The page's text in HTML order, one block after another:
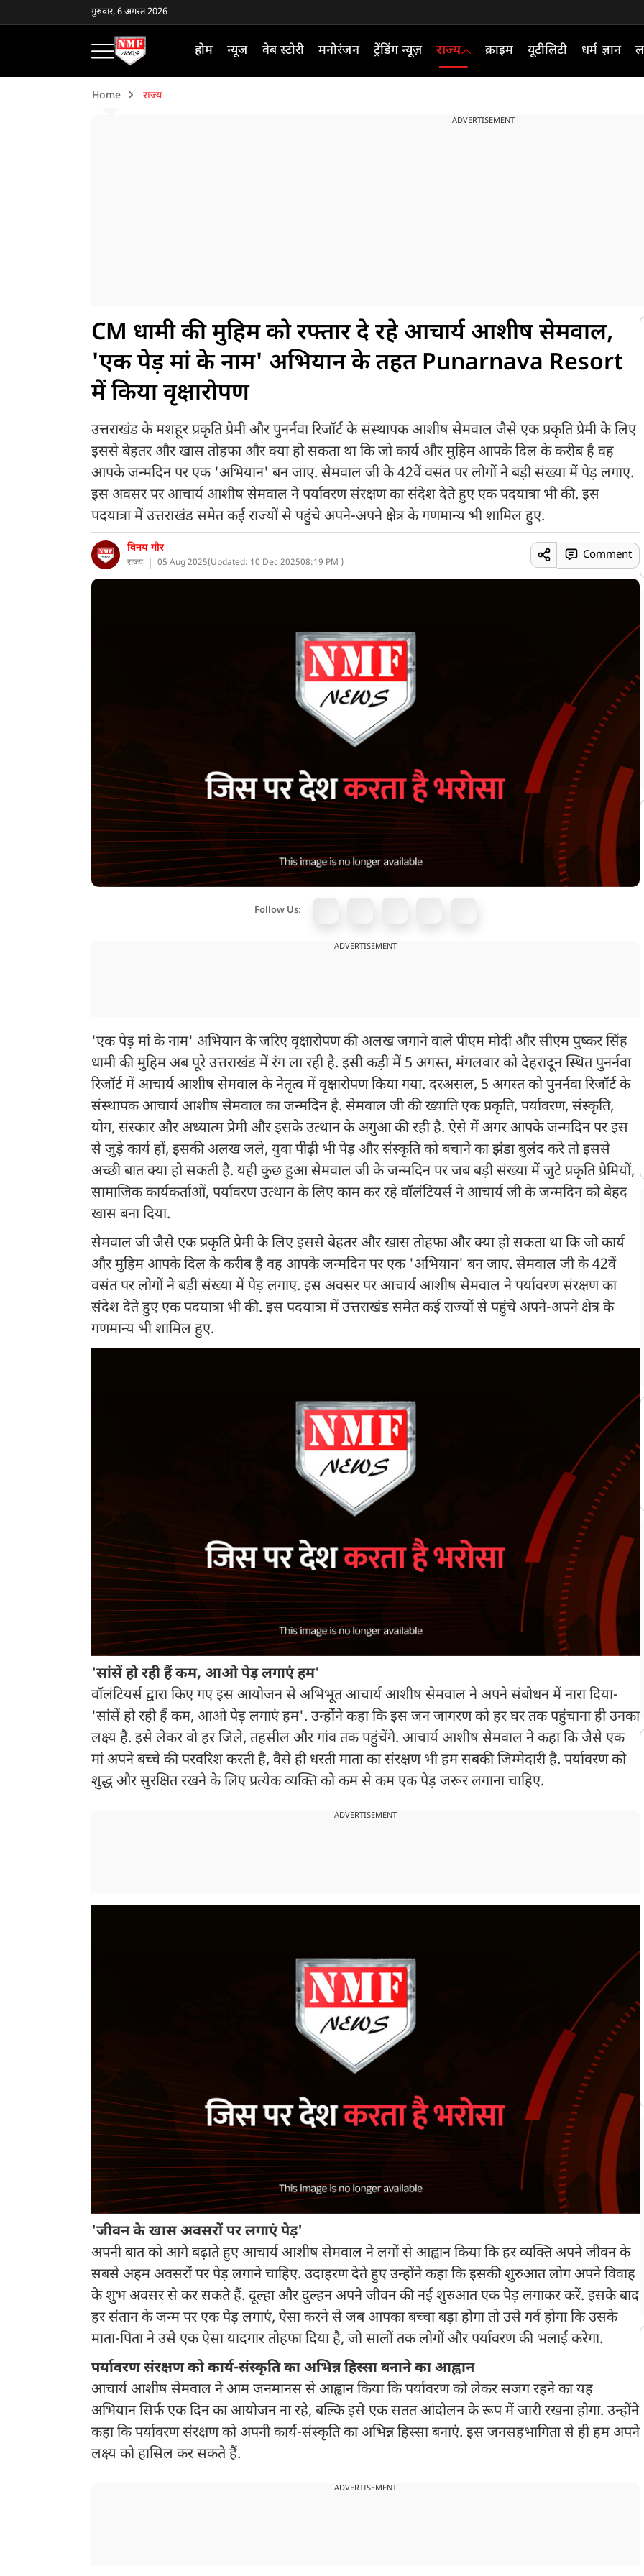
गुरुवार, 6 अगस्त 2026
होम न्यूज वेब स्टोरी मनोरंजन ट्रेंडिंग न्यूज़ राज्य क्राइम यूटीलिटी धर्म ज्ञान
Home राज्य
ADVERTISEMENT
CM धामी की मुहिम को रफ्तार दे रहे आचार्य आशीष सेमवाल,
'एक पेड़ मां के नाम' अभियान के तहत Punarnava Resort
में किया वृक्षारोपण
उत्तराखंड के मशहूर प्रकृति प्रेमी और पुनर्नवा रिजॉर्ट के संस्थापक आशीष सेमवाल जैसे एक प्रकृति प्रेमी के लिए
इससे बेहतर और खास तोहफा और क्या हो सकता था कि जो कार्य और मुहिम आपके दिल के करीब है वह
आपके जन्मदिन पर एक 'अभियान' बन जाए. सेमवाल जी के 42वें वसंत पर लोगों ने बड़ी संख्या में पेड़ लगाए.
इस अवसर पर आचार्य आशीष सेमवाल ने पर्यावरण संरक्षण का संदेश देते हुए एक पदयात्रा भी की. इस
पदयात्रा में उत्तराखंड समेत कई राज्यों से पहुंचे अपने-अपने क्षेत्र के गणमान्य भी शामिल हुए.
विनय गौर
राज्य 05 Aug 2025(Updated: 10 Dec 202508:19 PM )
Comment
Follow Us:
ADVERTISEMENT
'एक पेड़ मां के नाम' अभियान के जरिए वृक्षारोपण की अलख जगाने वाले पीएम मोदी और सीएम पुष्कर सिंह
धामी की मुहिम अब पूरे उत्तराखंड में रंग ला रही है. इसी कड़ी में 5 अगस्त, मंगलवार को देहरादून स्थित पुनर्नवा
रिजॉर्ट में आचार्य आशीष सेमवाल के नेतृत्व में वृक्षारोपण किया गया. दरअसल, 5 अगस्त को पुनर्नवा रिजॉर्ट के
संस्थापक आचार्य आशीष सेमवाल का जन्मदिन है. सेमवाल जी की ख्याति एक प्रकृति, पर्यावरण, संस्कृति,
योग, संस्कार और अध्यात्म प्रेमी और इसके उत्थान के अगुआ की रही है. ऐसे में अगर आपके जन्मदिन पर इस
से जुड़े कार्य हों, इसकी अलख जले, युवा पीढ़ी भी पेड़ और संस्कृति को बचाने का झंडा बुलंद करे तो इससे
अच्छी बात क्या हो सकती है. यही कुछ हुआ सेमवाल जी के जन्मदिन पर जब बड़ी संख्या में जुटे प्रकृति प्रेमियों,
सामाजिक कार्यकर्ताओं, पर्यावरण उत्थान के लिए काम कर रहे वॉलंटियर्स ने आचार्य जी के जन्मदिन को बेहद
खास बना दिया.
सेमवाल जी जैसे एक प्रकृति प्रेमी के लिए इससे बेहतर और खास तोहफा और क्या हो सकता था कि जो कार्य
और मुहिम आपके दिल के करीब है वह आपके जन्मदिन पर एक 'अभियान' बन जाए. सेमवाल जी के 42वें
वसंत पर लोगों ने बड़ी संख्या में पेड़ लगाए. इस अवसर पर आचार्य आशीष सेमवाल ने पर्यावरण संरक्षण का
संदेश देते हुए एक पदयात्रा भी की. इस पदयात्रा में उत्तराखंड समेत कई राज्यों से पहुंचे अपने-अपने क्षेत्र के
गणमान्य भी शामिल हुए.
'सांसें हो रही हैं कम, आओ पेड़ लगाएं हम'
वॉलंटियर्स द्वारा किए गए इस आयोजन से अभिभूत आचार्य आशीष सेमवाल ने अपने संबोधन में नारा दिया-
'सांसें हो रही हैं कम, आओ पेड़ लगाएं हम'. उन्होेंने कहा कि इस जन जागरण को हर घर तक पहुंचाना ही उनका
लक्ष्य है. इसे लेकर वो हर जिले, तहसील और गांव तक पहुंचेंगे. आचार्य आशीष सेमवाल ने कहा कि जैसे एक
मां अपने बच्चे की परवरिश करती है, वैसे ही धरती माता का संरक्षण भी हम सबकी जिम्मेदारी है. पर्यावरण को
शुद्ध और सुरक्षित रखने के लिए प्रत्येक व्यक्ति को कम से कम एक पेड़ जरूर लगाना चाहिए.
ADVERTISEMENT
'जीवन के खास अवसरों पर लगाएं पेड़'
अपनी बात को आगे बढ़ाते हुए आचार्य आशीष सेमवाल ने लगों से आह्वान किया कि हर व्यक्ति अपने जीवन के
सबसे अहम अवसरों पर पेड़ लगाने चाहिए. उदाहरण देते हुए उन्होंने कहा कि इसकी शुरुआत लोग अपने विवाह
के शुभ अवसर से कर सकते हैं. दूल्हा और दुल्हन अपने जीवन की नई शुरुआत एक पेड़ लगाकर करें. इसके बाद
हर संतान के जन्म पर एक पेड़ लगाएं, ऐसा करने से जब आपका बच्चा बड़ा होगा तो उसे गर्व होगा कि उसके
माता-पिता ने उसे एक ऐसा यादगार तोहफा दिया है, जो सालों तक लोगों और पर्यावरण की भलाई करेगा.
पर्यावरण संरक्षण को कार्य-संस्कृति का अभिन्न हिस्सा बनाने का आह्वान
आचार्य आशीष सेमवाल ने आम जनमानस से आह्वान किया कि पर्यावरण को लेकर सजग रहने का यह
अभियान सिर्फ एक दिन का आयोजन ना रहे, बल्कि इसे एक सतत आंदोलन के रूप में जारी रखना होगा. उन्होंने
कहा कि पर्यावरण संरक्षण को अपनी कार्य-संस्कृति का अभिन्न हिस्सा बनाएं. इस जनसहभागिता से ही हम अपने
लक्ष्य को हासिल कर सकते हैं.
ADVERTISEMENT